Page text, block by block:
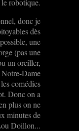
robotique.
donc je
dès
une
(pas une
un oreiller,
Dame
comédies
Donc on a
plus on ne
minutes de
Doillon...